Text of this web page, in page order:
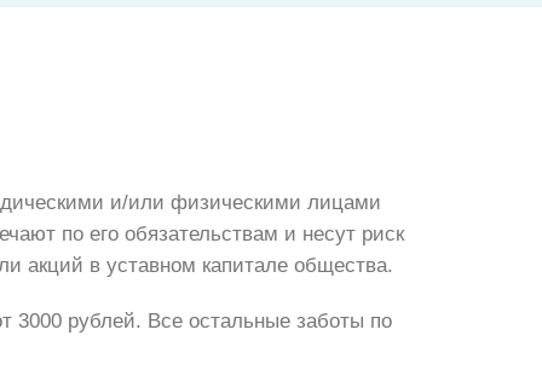
и/или физическими лицами
по его обязательствам и несут риск
акций в уставном капитале общества.
3000 рублей. Все остальные заботы по